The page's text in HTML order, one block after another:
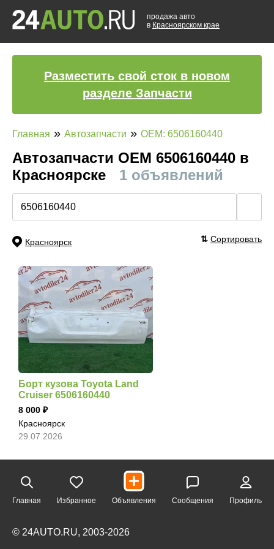
продажа авто
в Красноярском крае
Разместить свой сток в новом
разделе Запчасти
Главная » Автозапчасти » OEM: 6506160440
Автозапчасти ОЕМ 6506160440 в
Красноярске
1 объявлений
Красноярск ⇅ Сортировать
Борт кузова Toyota Land
Cruiser 6506160440
8 000
Красноярск
29.07.2026
Главная Избранное Объявления Сообщения Профиль
© 24AUTO.RU, 2003-2026